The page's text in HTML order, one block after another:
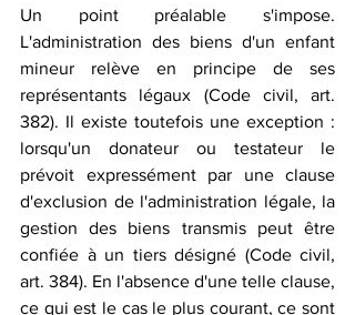
Un point préalable s'impose.
L'administration des biens d'un enfant
mineur relève en principe de ses
représentants légaux (Code civil, art.
382). Il existe toutefois une exception :
lorsqu'un donateur ou testateur le
prévoit expressément par une clause
d'exclusion de l'administration légale, la
gestion des biens transmis peut être
confiée à un tiers désigné (Code civil,
art. 384). En l'absence d'une telle clause,
ce qui est le cas le plus courant, ce sont